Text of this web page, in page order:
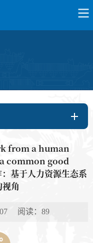
from a human
common good
基于人力资源生态系
角
阅读： 89